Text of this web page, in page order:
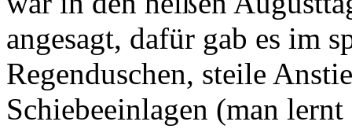
angesagt, dafür gab es im
Regenduschen, steile
Schiebeeinlagen (man